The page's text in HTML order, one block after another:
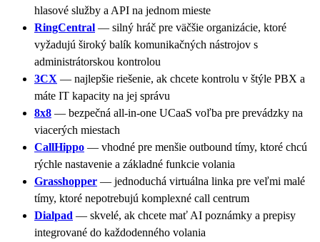
hlasové služby a API na jednom mieste
RingCentral — silný hráč pre väčšie organizácie, ktoré
vyžadujú široký balík komunikačných nástrojov s
administrátorskou kontrolou
3CX — najlepšie riešenie, ak chcete kontrolu v štýle PBX a
máte IT kapacity na jej správu
8x8 — bezpečná all-in-one UCaaS voľba pre prevádzky na
viacerých miestach
CallHippo — vhodné pre menšie outbound tímy, ktoré chcú
rýchle nastavenie a základné funkcie volania
Grasshopper — jednoduchá virtuálna linka pre veľmi malé
tímy, ktoré nepotrebujú komplexné call centrum
Dialpad — skvelé, ak chcete mať AI poznámky a prepisy
integrované do každodenného volania